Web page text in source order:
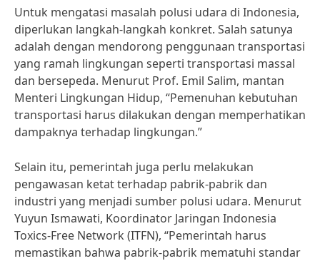
Untuk mengatasi masalah polusi udara di Indonesia,
diperlukan langkah-langkah konkret. Salah satunya
adalah dengan mendorong penggunaan transportasi
yang ramah lingkungan seperti transportasi massal
dan bersepeda. Menurut Prof. Emil Salim, mantan
Menteri Lingkungan Hidup, “Pemenuhan kebutuhan
transportasi harus dilakukan dengan memperhatikan
dampaknya terhadap lingkungan.”
Selain itu, pemerintah juga perlu melakukan
pengawasan ketat terhadap pabrik-pabrik dan
industri yang menjadi sumber polusi udara. Menurut
Yuyun Ismawati, Koordinator Jaringan Indonesia
Toxics-Free Network (ITFN), “Pemerintah harus
memastikan bahwa pabrik-pabrik mematuhi standar